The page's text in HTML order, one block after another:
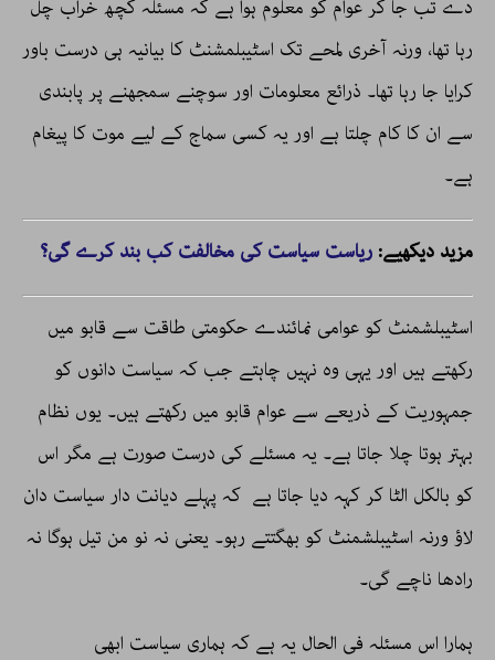
دے تب جا کر عوام کو معلوم ہوا ہے کہ مسئلہ کچھ خراب چل
رہا تھا، ورنہ آخری لمحے تک اسٹیبلمشنٹ کا بیانیہ ہی درست باور
کرایا جا رہا تھا۔ ذرائع معلومات اور سوچنے سمجھنے پر پابندی
سے ان کا کام چلتا ہے اور یہ کسی سماج کے لیے موت کا پیغام
ہے۔
مزید دیکھیے: ریاست سیاست کی مخالفت کب بند کرے گی؟
اسٹیبلشمنٹ کو عوامی نمائندے حکومتی طاقت سے قابو میں
رکھتے ہیں اور یہی وہ نہیں چاہتے جب کہ سیاست دانوں کو
جمہوریت کے ذریعے سے عوام قابو میں رکھتے ہیں۔ یوں نظام
بہتر ہوتا چلا جاتا ہے۔ یہ مسئلے کی درست صورت ہے مگر اس
کو بالکل الٹا کر کہہ دیا جاتا ہے کہ پہلے دیانت دار سیاست دان
لاؤ ورنہ اسٹیبلشمنٹ کو بھگتتے رہو۔ یعنی نہ نو من تیل ہوگا نہ
رادھا ناچے گی۔
ہمارا اس مسئلہ فی الحال یہ ہے کہ ہماری سیاست ابھی